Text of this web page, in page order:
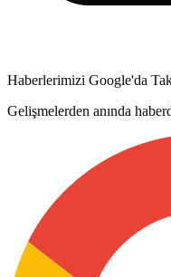
Haberlerimizi Google'da
Gelişmelerden anında